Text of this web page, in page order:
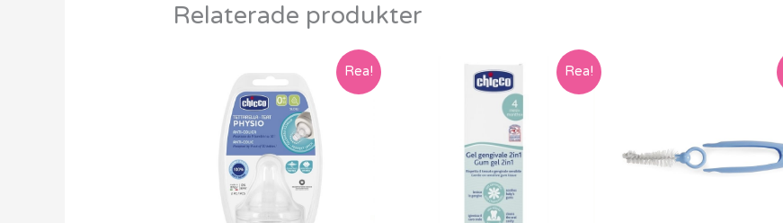
Relaterade produkter
Rea!
ursprungliga
priset
var:
799 kr.
nuvarande
priset
är:
649 kr.
Rea!
ursprungliga
799 kr.
nuvarande
priset
649 kr.
849 kr.
nuvarande
699 kr.